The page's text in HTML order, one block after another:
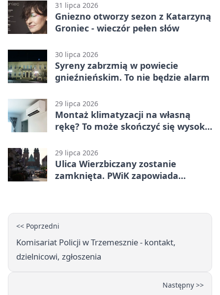
31 lipca 2026
Gniezno otworzy sezon z Katarzyną
Groniec - wieczór pełen słów
30 lipca 2026
Syreny zabrzmią w powiecie
gnieźnieńskim. To nie będzie alarm
29 lipca 2026
Montaż klimatyzacji na własną
rękę? To może skończyć się wysoką
29 lipca 2026
Ulica Wierzbiczany zostanie
zamknięta. PWiK zapowiada
<< Poprzedni
Komisariat Policji w Trzemesznie - kontakt,
dzielnicowi, zgłoszenia
Następny >>